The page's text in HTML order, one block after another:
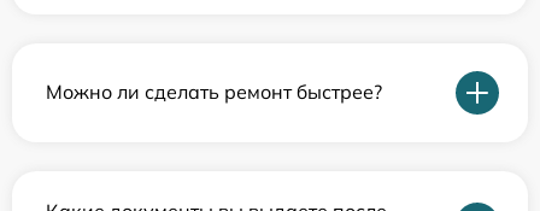
Можно ли сделать ремонт быстрее?